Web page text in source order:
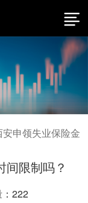
安申领失业保险金
间限制吗？
222